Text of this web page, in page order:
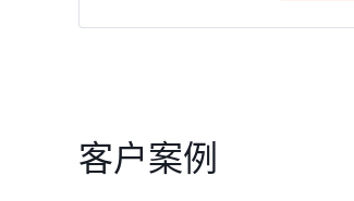
客户案例